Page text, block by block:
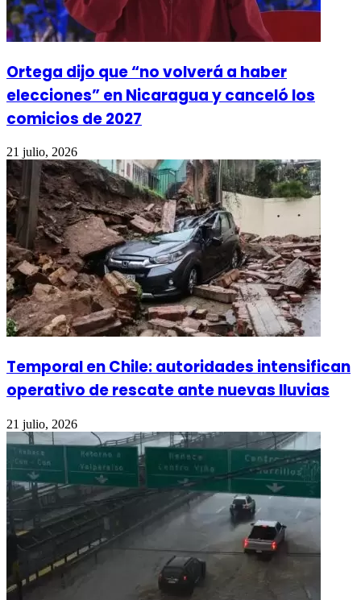
Ortega dijo que “no volverá a haber
elecciones” en Nicaragua y canceló los
comicios de 2027
21 julio, 2026
Temporal en Chile: autoridades intensifican
operativo de rescate ante nuevas lluvias
21 julio, 2026